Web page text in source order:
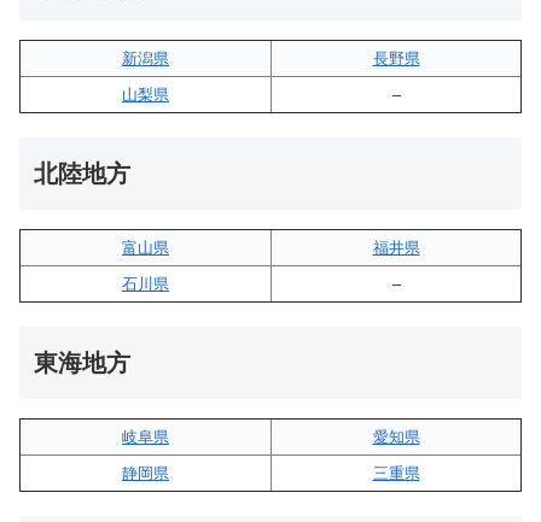
新潟県
長野県
山梨県
–
北陸地方
富山県
福井県
石川県
–
東海地方
岐阜県
愛知県
静岡県
三重県